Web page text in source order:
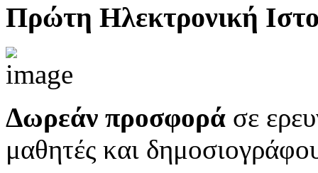
Πρώτη Ηλεκτρονική
Δωρεάν προσφορά σε
μαθητές και